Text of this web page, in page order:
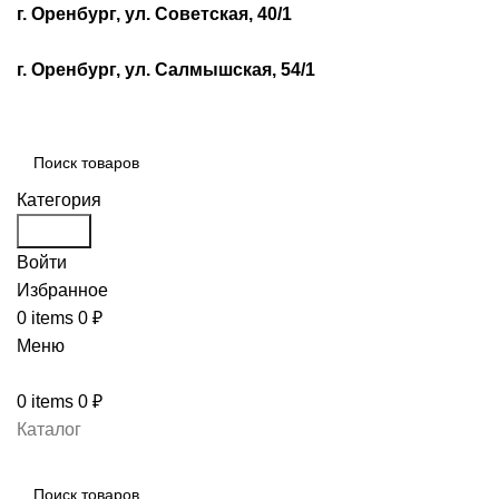
г. Оренбург, ул. Советская, 40/1
г. Оренбург, ул. Салмышская, 54/1
Категория
Войти
Избранное
0 items 0 ₽
Меню
0 items 0 ₽
Каталог